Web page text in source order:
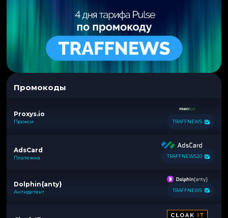
Промокоды
Proxys.io
Прокси TRAFFNEWS
AdsCard
Платежка TRAFFNEWS20
Dolphin{anty}
Антидетект TRAFFNEWS